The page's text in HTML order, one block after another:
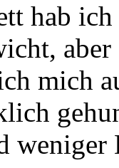
hab
aber
mich
weniger